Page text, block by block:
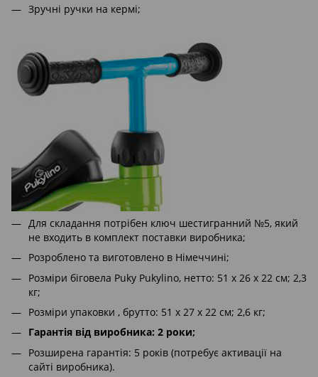
Зручні ручки на кермі;
Для складання потрібен ключ шестигранний №5, який
не входить в комплект поставки виробника;
Розроблено та виготовлено в Німеччині;
Розміри біговела Puky Pukylino, нетто: 51 x 26 x 22 см; 2,3
кг;
Розміри упаковки , брутто: 51 х 27 х 22 см; 2,6 кг;
Гарантія від виробника: 2 роки;
Розширена гарантія: 5 років (потребує активації на
сайті виробника).